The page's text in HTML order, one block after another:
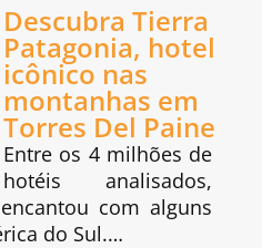
Descubra Tierra
Patagonia, hotel
icônico nas
montanhas em
Torres Del Paine
Entre os 4 milhões de
hotéis analisados,
com alguns
do Sul.…